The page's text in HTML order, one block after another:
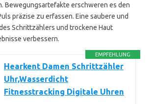
Bewegungsartefakte erschweren es den
präzise zu erfassen. Eine saubere und
Schrittzählers und trockene Haut
verbessern.
EMPFEHLUNG
Hearkent Damen Schrittzähler
Uhr,Wasserdicht
Fitnesstracking Digitale Uhren